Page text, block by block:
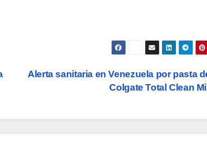
Alerta sanitaria en Venezuela por pasta
Colgate Total Clean